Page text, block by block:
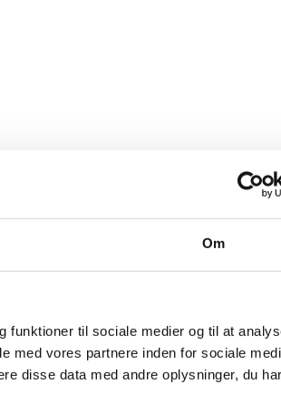
Om
funktioner til sociale medier og til at
med vores partnere inden for sociale
disse data med andre oplysninger, du